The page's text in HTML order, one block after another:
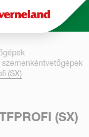
Skip to
(SX)
(SX)